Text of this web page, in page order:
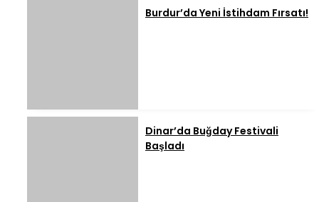
Burdur’da Yeni İstihdam Fırsatı!
Dinar’da Buğday Festivali
Başladı